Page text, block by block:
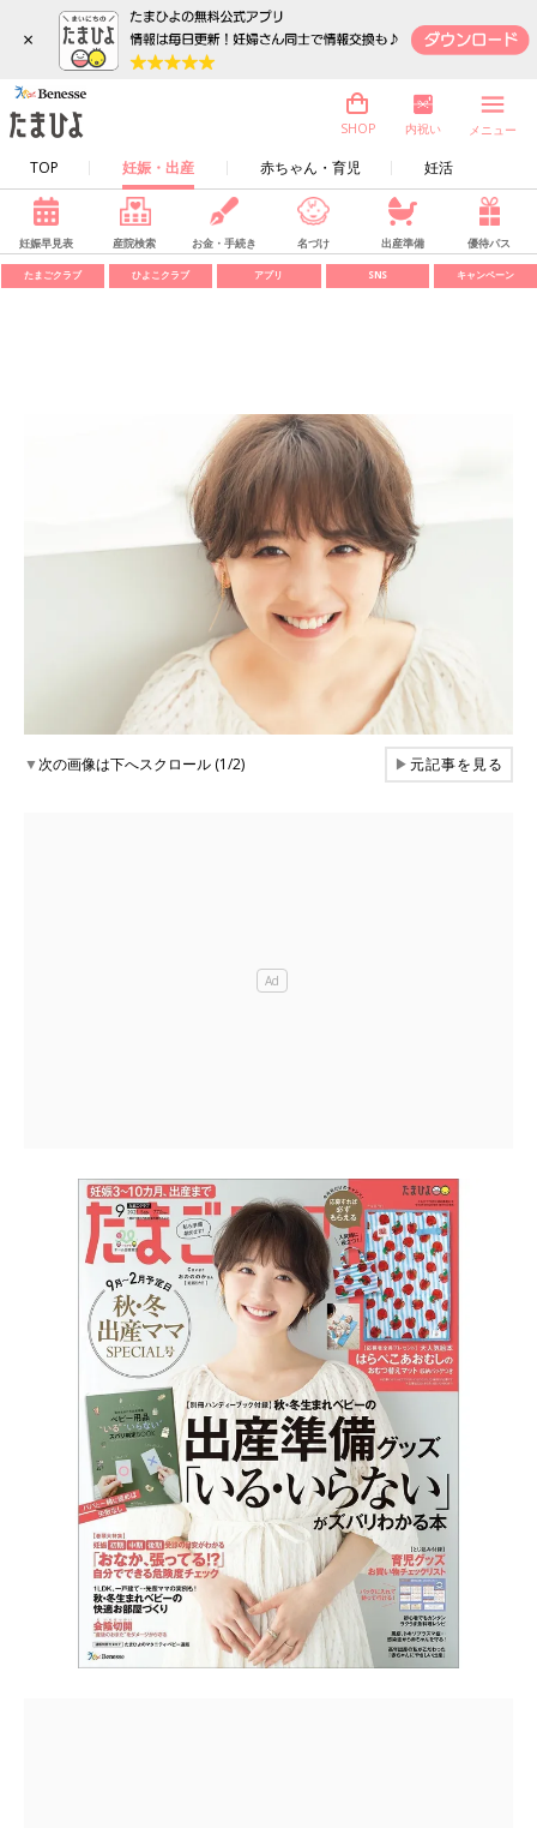
×
TOP 妊娠・出産 赤ちゃん・育児 妊活
SHOP 内祝い メニュー
妊娠早見表 産院検索 お金・手続き 名づけ 出産準備 優待パス
たまごクラブ ひよこクラブ アプリ SNS キャンペーン
▼次の画像は下へスクロール (1/2) ▶元記事を見る